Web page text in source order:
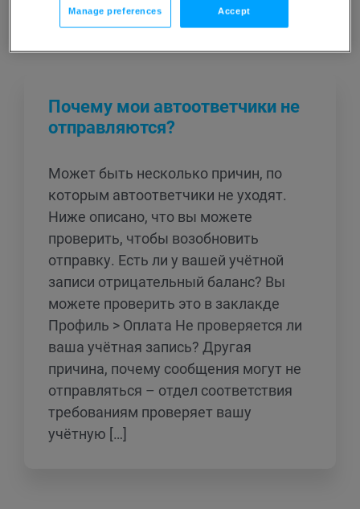
Похожие статьи
Почему мои автоответчики не
отправляются?
Может быть несколько причин, по
которым автоответчики не уходят.
Ниже описано, что вы можете
проверить, чтобы возобновить
отправку. Есть ли у вашей учётной
записи отрицательный баланс? Вы
можете проверить это в заклакде
Профиль > Оплата Не проверяется ли
ваша учётная запись? Другая
причина, почему сообщения могут не
отправляться – отдел соответствия
требованиям проверяет вашу
учётную […]
Manage preferences Accept